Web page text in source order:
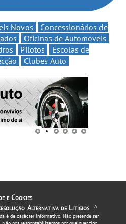
Novos
Concessionários de
Oficinas de Automóveis
Pilotos
Escolas de
Clubes Auto
e Cookies
Alternativa de Litígios
A
é de carácter informativo. Não pretende ser